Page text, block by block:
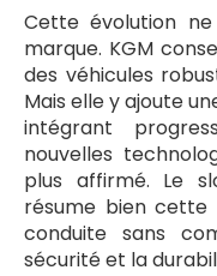
Cette évolution
marque. KGM
des véhicules
Mais elle y ajoute
intégrant
nouvelles
plus affirmé. Le
résume bien cette
conduite sans
sécurité et la